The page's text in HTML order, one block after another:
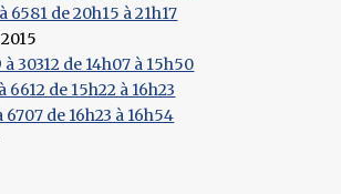
de 20h15 à 21h17
30312 de 14h07 à 15h50
de 15h22 à 16h23
de 16h23 à 16h54